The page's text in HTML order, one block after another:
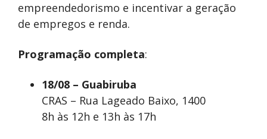
empreendedorismo e incentivar a geração
de empregos e renda.
Programação completa:
18/08 – Guabiruba
CRAS – Rua Lageado Baixo, 1400
8h às 12h e 13h às 17h